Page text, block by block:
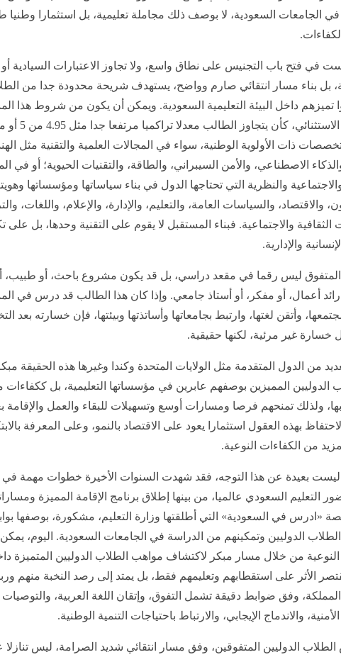
في الجامعات السعودية، لا بوصف ذلك مجاملة تعليمية، بل استثمارا
في فتح باب التجنيس على نطاق واسع، ولا تجاوز الاعتبارات السيادية أو
بل بناء مسار انتقائي صارم وواضح، يستهدف شريحة محدودة جدا من
تميزهم داخل البيئة التعليمية السعودية. ويمكن أن يكون من شروط هذا
الأكاديمي
ذات الأولوية الوطنية، سواء في المجالات العلمية والتقنية مثل
الاصطناعي، والأمن السيبراني، والطاقة، والتقنيات الحيوية؛ أو في
والاجتماعية والنظرية التي تحتاجها الدول في بناء سياساتها ومؤسساتها
والاقتصاد، والسياسات العامة، والتعليم، والإدارة، والإعلام، واللغات،
الثقافية والاجتماعية. فبناء المستقبل لا يقوم على التقنية وحدها، بل على
والإدارية.
ليس رقما في مقعد دراسي، بل قد يكون مشروع باحث، أو طبيب،
رائد أعمال، أو مفكر، أو أستاذ جامعي. وإذا كان هذا الطالب قد درس في
وأتقن لغتها، وارتبط بجامعاتها وأساتذتها وبيئتها، فإن خسارته بعد
خسارة غير مرئية، لكنها حقيقية.
من الدول المتقدمة مثل الولايات المتحدة وكندا وغيرها هذه الحقيقة
الدوليين المميزين بوصفهم عابرين في مؤسساتها التعليمية، بل
بها، ولذلك تمنحهم فرصا ومسارات أوسع وتسهيلات للبقاء والعمل والإقامة
بهذه العقول استثمارا يعود على الاقتصاد بالنمو، وعلى المعرفة
من الكفاءات النوعية.
ليست بعيدة عن هذا التوجه، فقد شهدت السنوات الأخيرة خطوات مهمة
التعليم السعودي عالميا، من بينها إطلاق برنامج الإقامة المميزة
«ادرس في السعودية» التي أطلقتها وزارة التعليم، مشكورة، بوصفها
الدوليين وتمكينهم من الدراسة في الجامعات السعودية. اليوم،
من خلال مسار مبكر لاكتشاف مواهب الطلاب الدوليين المتميزة
الأثر على استقطابهم وتعليمهم فقط، بل يمتد إلى رصد النخبة منهم
وفق ضوابط دقيقة تشمل التفوق، وإتقان اللغة العربية، والتوصيات
والاندماج الإيجابي، والارتباط باحتياجات التنمية الوطنية.
الدوليين المتفوقين، وفق مسار انتقائي شديد الصرامة، ليس تنازلا